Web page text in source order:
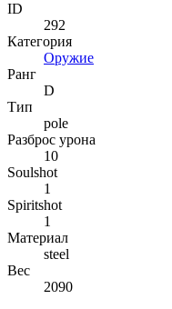
ID
292
Категория
Оружие
Ранг
D
Тип
pole
Разброс урона
10
Soulshot
1
Spiritshot
1
Материал
steel
Вес
2090